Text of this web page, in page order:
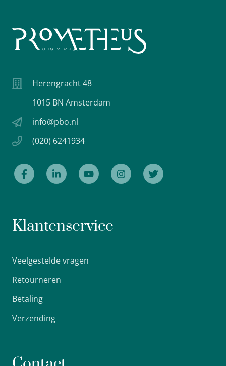
Herengracht 48
1015 BN Amsterdam
info@pbo.nl
(020) 6241934
Klantenservice
Veelgestelde vragen
Retourneren
Betaling
Verzending